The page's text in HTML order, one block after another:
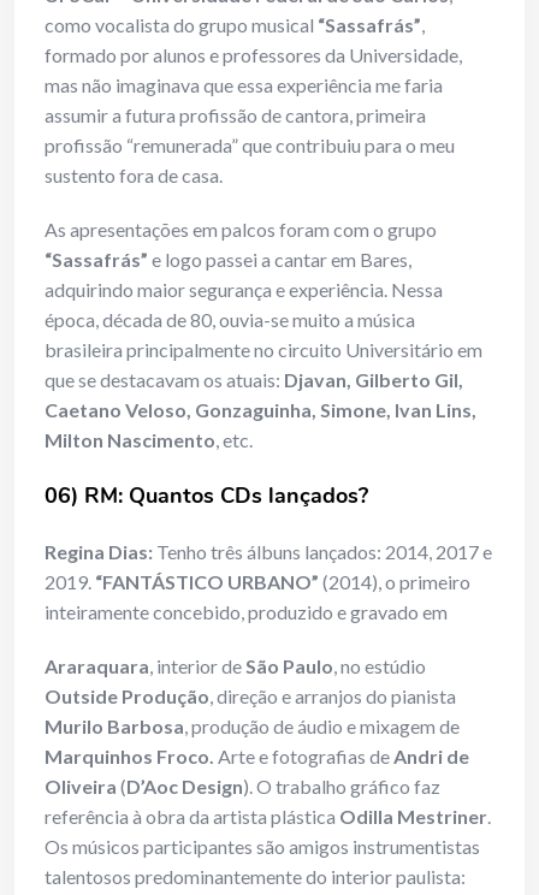
como vocalista do grupo musical “Sassafrás”,
formado por alunos e professores da Universidade,
mas não imaginava que essa experiência me faria
assumir a futura profissão de cantora, primeira
profissão “remunerada” que contribuiu para o meu
sustento fora de casa.
As apresentações em palcos foram com o grupo
“Sassafrás” e logo passei a cantar em Bares,
adquirindo maior segurança e experiência. Nessa
época, década de 80, ouvia-se muito a música
brasileira principalmente no circuito Universitário em
que se destacavam os atuais: Djavan, Gilberto Gil,
Caetano Veloso, Gonzaguinha, Simone, Ivan Lins,
Milton Nascimento, etc.
06) RM: Quantos CDs lançados?
Regina Dias: Tenho três álbuns lançados: 2014, 2017 e
2019. “FANTÁSTICO URBANO” (2014), o primeiro
inteiramente concebido, produzido e gravado em
Araraquara, interior deSão Paulo, no estúdio
Outside Produção, direção e arranjos do pianista
Murilo Barbosa, produção de áudio e mixagem de
Marquinhos Froco. Arte e fotografias deAndri de
Oliveira (D’Aoc Design). O trabalho gráfico faz
referência à obra da artista plástica Odilla Mestriner.
Os músicos participantes são amigos instrumentistas
talentosos predominantemente do interior paulista: